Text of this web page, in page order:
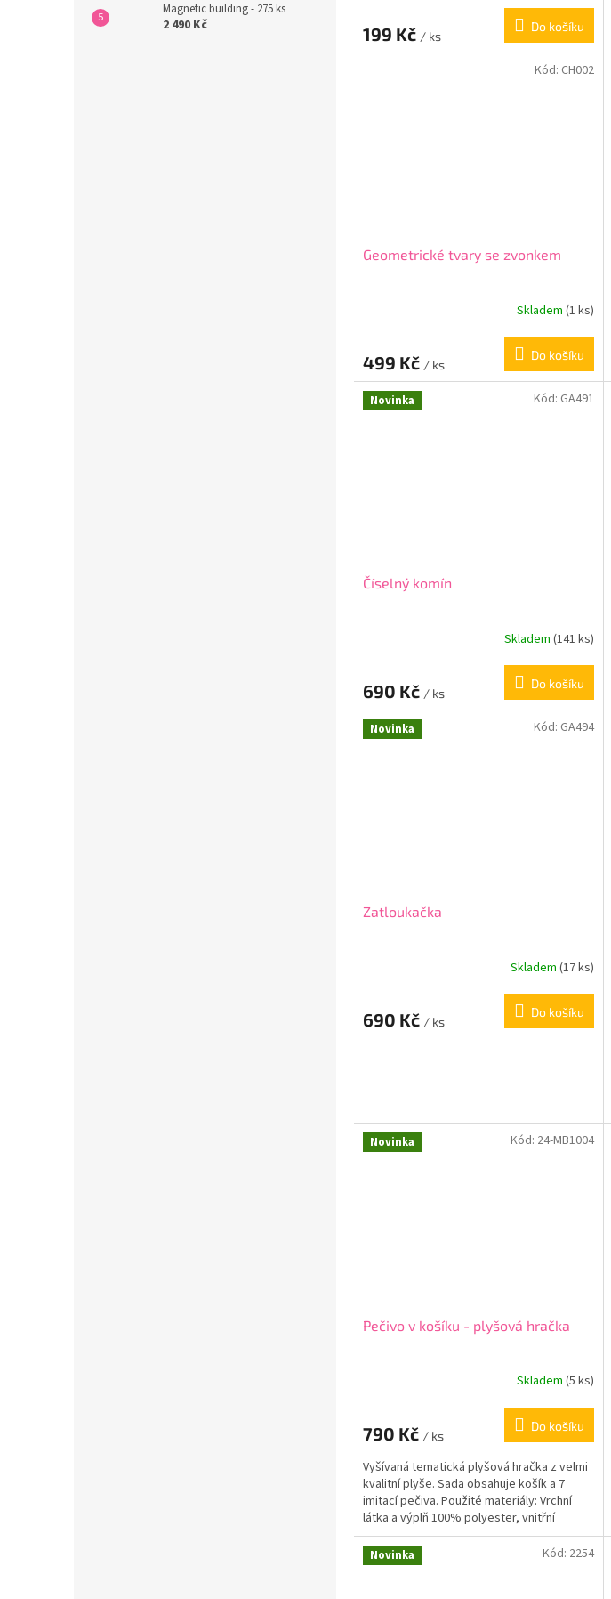
Magnetic building - 275 ks
2 490 Kč 199 Kč / ks
Do košíku
Geometrické tvary se zvonkem
Skladem (1 ks)
499 Kč / ks
Do košíku
Kód: CH002
Novinka
Číselný komín
Skladem (141 ks)
690 Kč / ks
Do košíku
Kód: GA491
Novinka
Zatloukačka
Skladem (17 ks)
690 Kč / ks
Do košíku
Kód: GA494
Novinka
Pečivo v košíku - plyšová hračka
Skladem (5 ks)
790 Kč / ks
Do košíku
Vyšívaná tematická plyšová hračka z velmi
kvalitní plyše. Sada obsahuje košík a 7
imitací pečiva. Použité materiály: Vrchní
látka a výplň 100% polyester, vnitřní
výztuže košíku...
Kód: 24-MB1004
Novinka Kód: 2254